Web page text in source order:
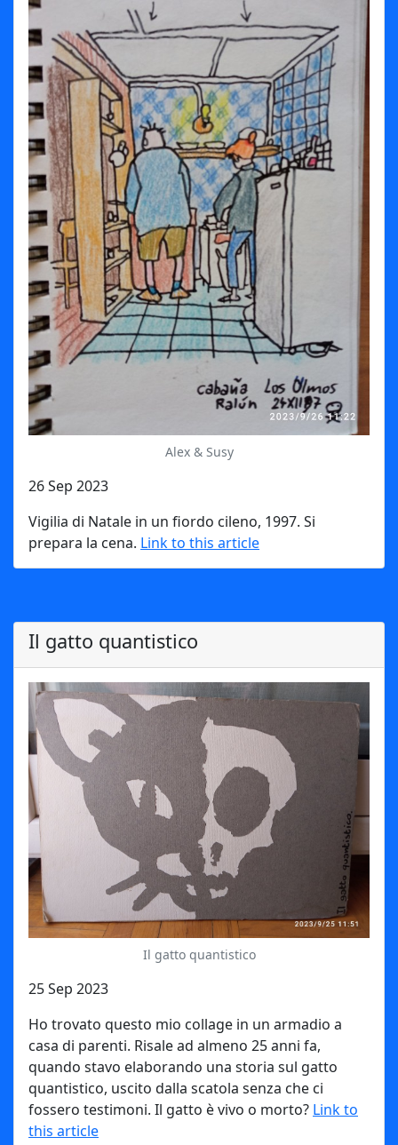
Alex & Susy
26 Sep 2023
Vigilia di Natale in un fiordo cileno, 1997. Si
prepara la cena. Link to this article
Il gatto quantistico
Il gatto quantistico
25 Sep 2023
Ho trovato questo mio collage in un armadio a
casa di parenti. Risale ad almeno 25 anni fa,
quando stavo elaborando una storia sul gatto
quantistico, uscito dalla scatola senza che ci
fossero testimoni. Il gatto è vivo o morto? Link to
this article